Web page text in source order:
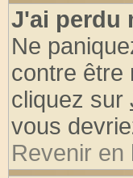
J'ai perdu
Ne
contre être
cliquez sur
vous
Revenir en